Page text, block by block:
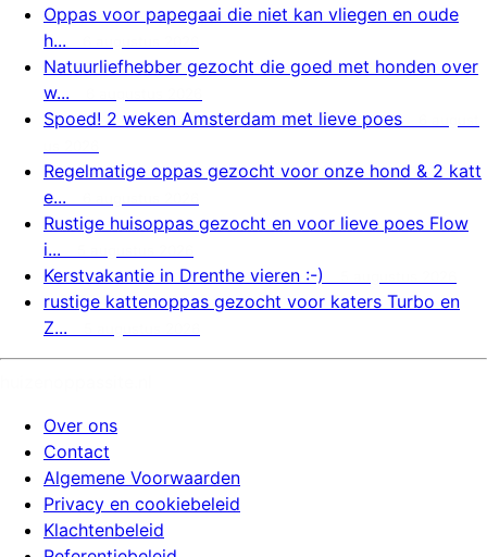
Oppas voor papegaai die niet kan vliegen en oude
h...
Natuurliefhebber gezocht die goed met honden over
w...
Spoed! 2 weken Amsterdam met lieve poes
Regelmatige oppas gezocht voor onze hond & 2 katt
e...
Rustige huisoppas gezocht en voor lieve poes Flow
i...
Kerstvakantie in Drenthe vieren :-)
rustige kattenoppas gezocht voor katers Turbo en
Z...
Over ons
Contact
Algemene Voorwaarden
Privacy en cookiebeleid
Klachtenbeleid